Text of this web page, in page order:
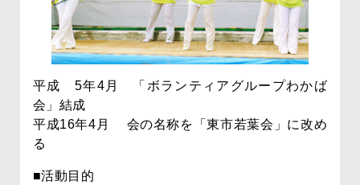
平成 5年4月 「ボランティアグループわかば
会」結成
平成16年4月 会の名称を「東市若葉会」に改め
る
■活動目的